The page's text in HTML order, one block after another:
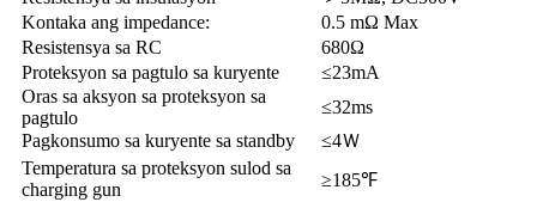
Kontaka ang impedance:
0.5 mΩ Max
Resistensya sa RC
680Ω
Proteksyon sa pagtulo sa kuryente
≤23mA
Oras sa aksyon sa proteksyon sa
pagtulo
≤32ms
Pagkonsumo sa kuryente sa standby
≤4Ｗ
Temperatura sa proteksyon sulod sa
charging gun
≥185℉